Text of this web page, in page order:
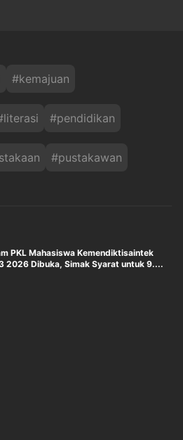
#kemajuan
literasi #pendidikan
#pustakawan
PKL Mahasiswa Kemendiktisaintek
2026 Dibuka, Simak Syarat untuk 9....